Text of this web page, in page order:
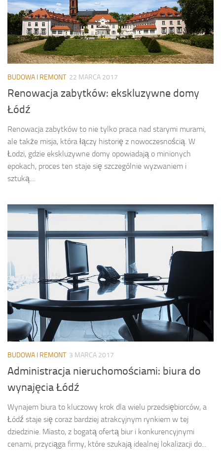
BUDOWA I REMONT 22 MARCA 2017
Renowacja zabytków: ekskluzywne domy
Łódź
Renowacja zabytków to nie tylko praca nad starymi murami,
ale także misja, która łączy historię z nowoczesnością. W
Łodzi, gdzie ekskluzywne domy opowiadają o minionych
epokach, proces ten staje się szczególnie wyzwaniem i
sztuką....
BUDOWA I REMONT 3 MARCA 2017
Administracja nieruchomościami: biura do
wynajęcia Łódź
Wynajem biura to kluczowy krok dla wielu przedsiębiorców, a
Łódź staje się coraz bardziej atrakcyjnym rynkiem w tej
dziedzinie. Miasto, z bogatą ofertą biur i konkurencyjnymi
cenami, przyciąga firmy, które szukają idealnej lokalizacji do...